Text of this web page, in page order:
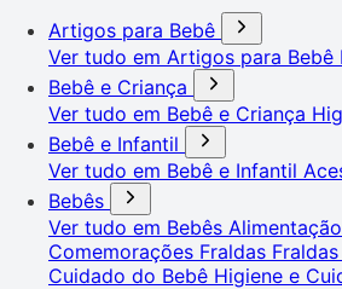
Artigos para Bebê
Ver tudo em Artigos para Bebê
Bebê e Criança
Ver tudo em Bebê e Criança
Bebê e Infantil
Ver tudo em Bebê e Infantil
Bebês
Ver tudo em Bebês
Comemorações Fraldas
Cuidado do Bebê Higiene e